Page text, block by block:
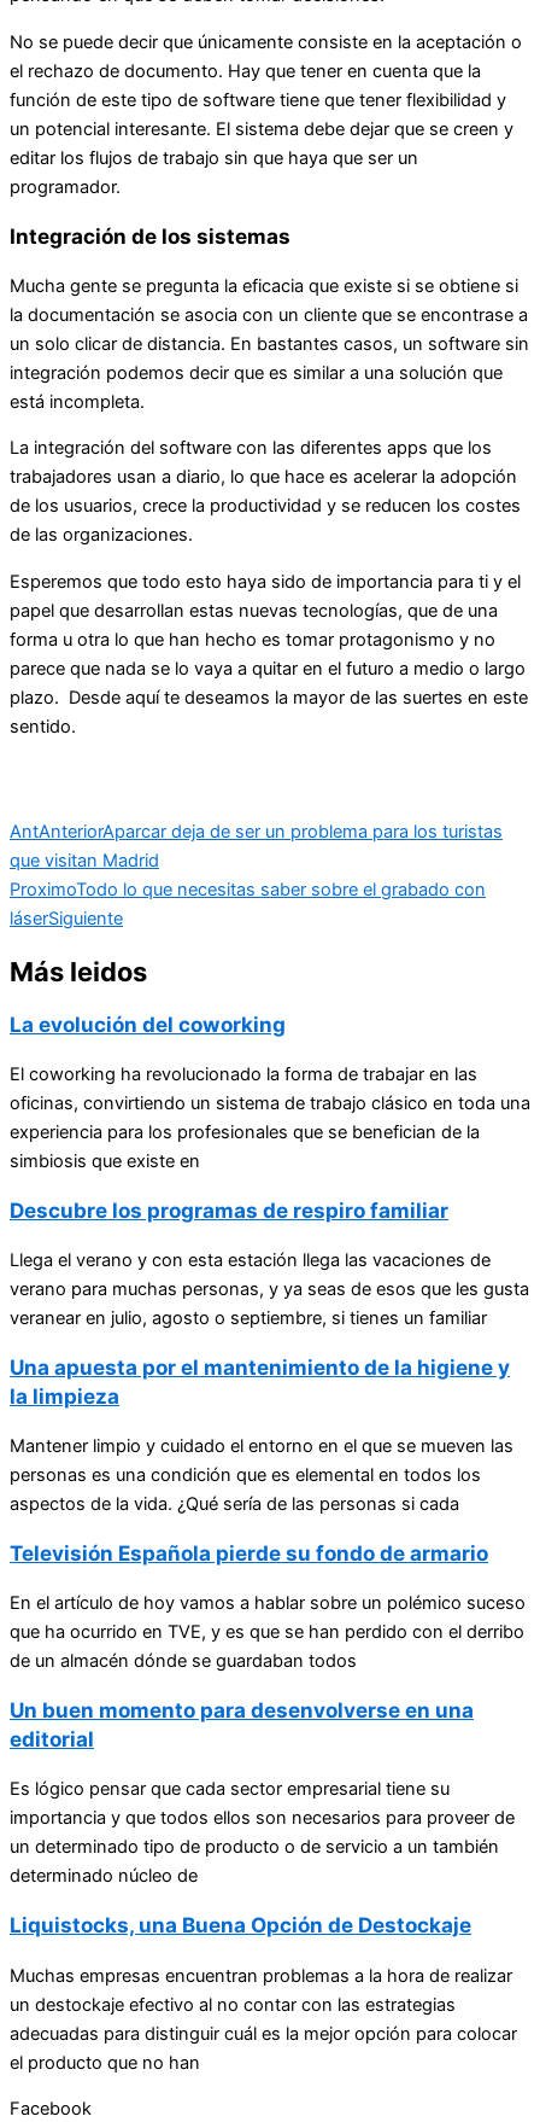
No se puede decir que únicamente consiste en la aceptación o
el rechazo de documento. Hay que tener en cuenta que la
función de este tipo de software tiene que tener flexibilidad y
un potencial interesante. El sistema debe dejar que se creen y
editar los flujos de trabajo sin que haya que ser un
programador.
Integración de los sistemas
Mucha gente se pregunta la eficacia que existe si se obtiene si
la documentación se asocia con un cliente que se encontrase a
un solo clicar de distancia. En bastantes casos, un software sin
integración podemos decir que es similar a una solución que
está incompleta.
La integración del software con las diferentes apps que los
trabajadores usan a diario, lo que hace es acelerar la adopción
de los usuarios, crece la productividad y se reducen los costes
de las organizaciones.
Esperemos que todo esto haya sido de importancia para ti y el
papel que desarrollan estas nuevas tecnologías, que de una
forma u otra lo que han hecho es tomar protagonismo y no
parece que nada se lo vaya a quitar en el futuro a medio o largo
plazo. Desde aquí te deseamos la mayor de las suertes en este
sentido.
AntAnteriorAparcar deja de ser un problema para los turistas
que visitan Madrid
ProximoTodo lo que necesitas saber sobre el grabado con
láserSiguiente
Más leidos
La evolución del coworking
El coworking ha revolucionado la forma de trabajar en las
oficinas, convirtiendo un sistema de trabajo clásico en toda una
experiencia para los profesionales que se benefician de la
simbiosis que existe en
Descubre los programas de respiro familiar
Llega el verano y con esta estación llega las vacaciones de
verano para muchas personas, y ya seas de esos que les gusta
veranear en julio, agosto o septiembre, si tienes un familiar
Una apuesta por el mantenimiento de la higiene y
la limpieza
Mantener limpio y cuidado el entorno en el que se mueven las
personas es una condición que es elemental en todos los
aspectos de la vida. ¿Qué sería de las personas si cada
Televisión Española pierde su fondo de armario
En el artículo de hoy vamos a hablar sobre un polémico suceso
que ha ocurrido en TVE, y es que se han perdido con el derribo
de un almacén dónde se guardaban todos
Un buen momento para desenvolverse en una
editorial
Es lógico pensar que cada sector empresarial tiene su
importancia y que todos ellos son necesarios para proveer de
un determinado tipo de producto o de servicio a un también
determinado núcleo de
Liquistocks, una Buena Opción de Destockaje
Muchas empresas encuentran problemas a la hora de realizar
un destockaje efectivo al no contar con las estrategias
adecuadas para distinguir cuál es la mejor opción para colocar
el producto que no han
Facebook